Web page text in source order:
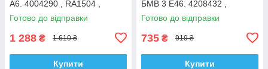
А6. 4004290 , RA1504 ,
993126. Аксусс Корея
Готово до відправки
1 288 ₴ 1 610 ₴
Купити
БМВ 3 E46. 4208432 ,
RX6200 , 996723. Аксусс
Корея
Готово до відправки
735 ₴ 919 ₴
Купити